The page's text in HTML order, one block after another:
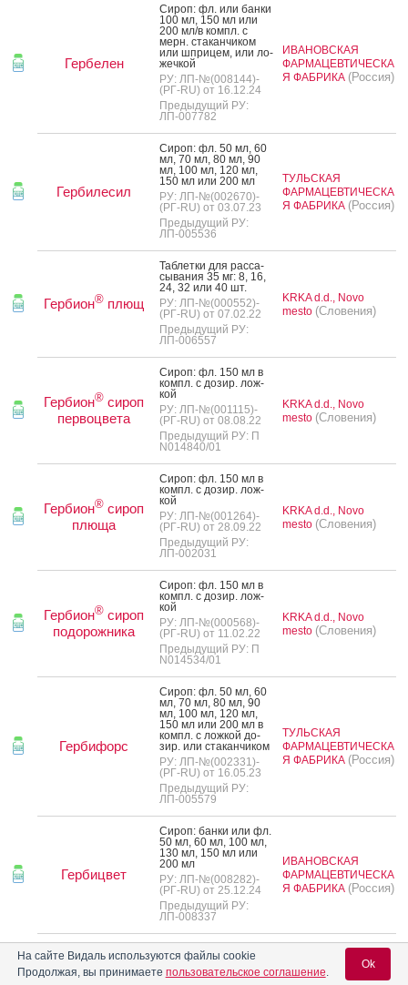
Гербелен
Си­роп: фл. или бан­ки
100 мл, 150 мл или
200 мл/в компл. с
мерн. ста­кан­чи­ком
или шпри­цем, или ло­
жеч­кой
РУ: ЛП-№(008144)-
(РГ-RU) от 16.12.24
Предыдущий РУ:
ЛП-007782
ИВАНОВСКАЯ
ФАРМАЦЕВТИЧЕСКА
Я ФАБРИКА (Россия)
Гербилесил
Си­роп: фл. 50 мл, 60
мл, 70 мл, 80 мл, 90
мл, 100 мл, 120 мл,
150 мл или 200 мл
РУ: ЛП-№(002670)-
(РГ-RU) от 03.07.23
Предыдущий РУ:
ЛП-005536
ТУЛЬСКАЯ
ФАРМАЦЕВТИЧЕСКА
Я ФАБРИКА (Россия)
Гербион® плющ
Таб­летки для рас­са­
сыва­ния 35 мг: 8, 16,
24, 32 или 40 шт.
РУ: ЛП-№(000552)-
(РГ-RU) от 07.02.22
Предыдущий РУ:
ЛП-006557
KRKA d.d., Novo
mesto (Словения)
Гербион® сироп
первоцвета
Си­роп: фл. 150 мл в
компл. с до­зир. лож­
кой
РУ: ЛП-№(001115)-
(РГ-RU) от 08.08.22
Предыдущий РУ: П
N014840/01
KRKA d.d., Novo
mesto (Словения)
Гербион® сироп
плюща
Си­роп: фл. 150 мл в
компл. с до­зир. лож­
кой
РУ: ЛП-№(001264)-
(РГ-RU) от 28.09.22
Предыдущий РУ:
ЛП-002031
KRKA d.d., Novo
mesto (Словения)
Гербион® сироп
подорожника
Си­роп: фл. 150 мл в
компл. с до­зир. лож­
кой
РУ: ЛП-№(000568)-
(РГ-RU) от 11.02.22
Предыдущий РУ: П
N014534/01
KRKA d.d., Novo
mesto (Словения)
Гербифорс
Си­роп: фл. 50 мл, 60
мл, 70 мл, 80 мл, 90
мл, 100 мл, 120 мл,
150 мл или 200 мл в
компл. с лож­кой до­
зир. или ста­кан­чи­ком
РУ: ЛП-№(002331)-
(РГ-RU) от 16.05.23
Предыдущий РУ:
ЛП-005579
ТУЛЬСКАЯ
ФАРМАЦЕВТИЧЕСКА
Я ФАБРИКА (Россия)
Гербицвет
Си­роп: бан­ки или фл.
50 мл, 60 мл, 100 мл,
130 мл, 150 мл или
200 мл
РУ: ЛП-№(008282)-
(РГ-RU) от 25.12.24
Предыдущий РУ:
ЛП-008337
ИВАНОВСКАЯ
ФАРМАЦЕВТИЧЕСКА
Я ФАБРИКА (Россия)
Грудной сбор №1
На сайте Видаль используются файлы cookie
Продолжая, вы принимаете пользовательское соглашение.
Ok